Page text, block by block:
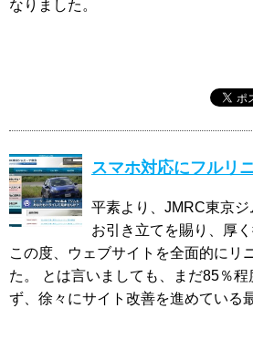
なりました。
スマホ対応にフルリ
平素より、JMRC東京
お引き立てを賜り、厚
この度、ウェブサイトを全面的にリ
た。 とは言いましても、まだ85％
ず、徐々にサイト改善を進めている